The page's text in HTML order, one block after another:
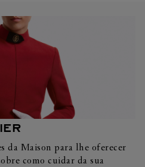
da Maison para lhe oferecer
como cuidar da sua